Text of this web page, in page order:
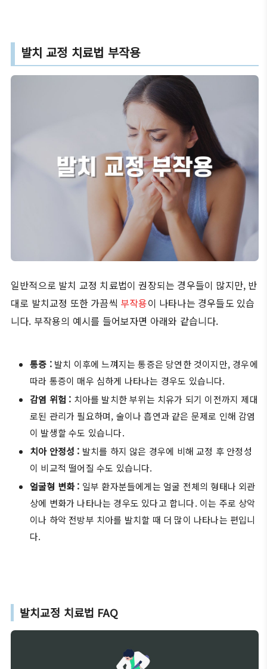
발치 교정 치료법 부작용
일반적으로 발치 교정 치료법이 권장되는 경우들이 많지만, 반
대로 발치교정 또한 가끔씩 부작용이 나타나는 경우들도 있습
니다. 부작용의 예시를 들어보자면 아래와 같습니다.
통증 :발치 이후에 느껴지는 통증은 당연한 것이지만, 경우에
따라 통증이 매우 심하게 나타나는 경우도 있습니다.
감염 위험 : 치아를 발치한 부위는 치유가 되기 이전까지 제대
로된 관리가 필요하며, 술이나 흡연과 같은 문제로 인해 감염
이 발생할 수도 있습니다.
치아 안정성 : 발치를 하지 않은 경우에 비해 교정 후 안정성
이 비교적 떨어질 수도 있습니다.
얼굴형 변화 : 일부 환자분들에게는 얼굴 전체의 형태나 외관
상에 변화가 나타나는 경우도 있다고 합니다. 이는 주로 상악
이나 하악 전방부 치아를 발치할 때 더 많이 나타나는 편입니
다.
발치교정 치료법 FAQ